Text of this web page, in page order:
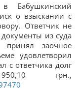
Бабушкинский
о взыскании с
Ответчик не
из суда
заочное
удовлетворил
с ответчика долг
грн.,